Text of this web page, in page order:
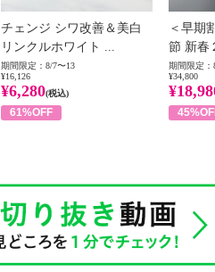
チェンジ シワ改善＆美白
リンクルホワイト ...
期間限定：8/7〜13
¥16,126
¥6,280(税込)
61%OFF
＜早期
節 新春
期間限定：
¥34,800